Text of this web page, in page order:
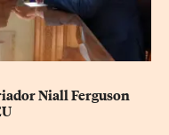
Niall Ferguson